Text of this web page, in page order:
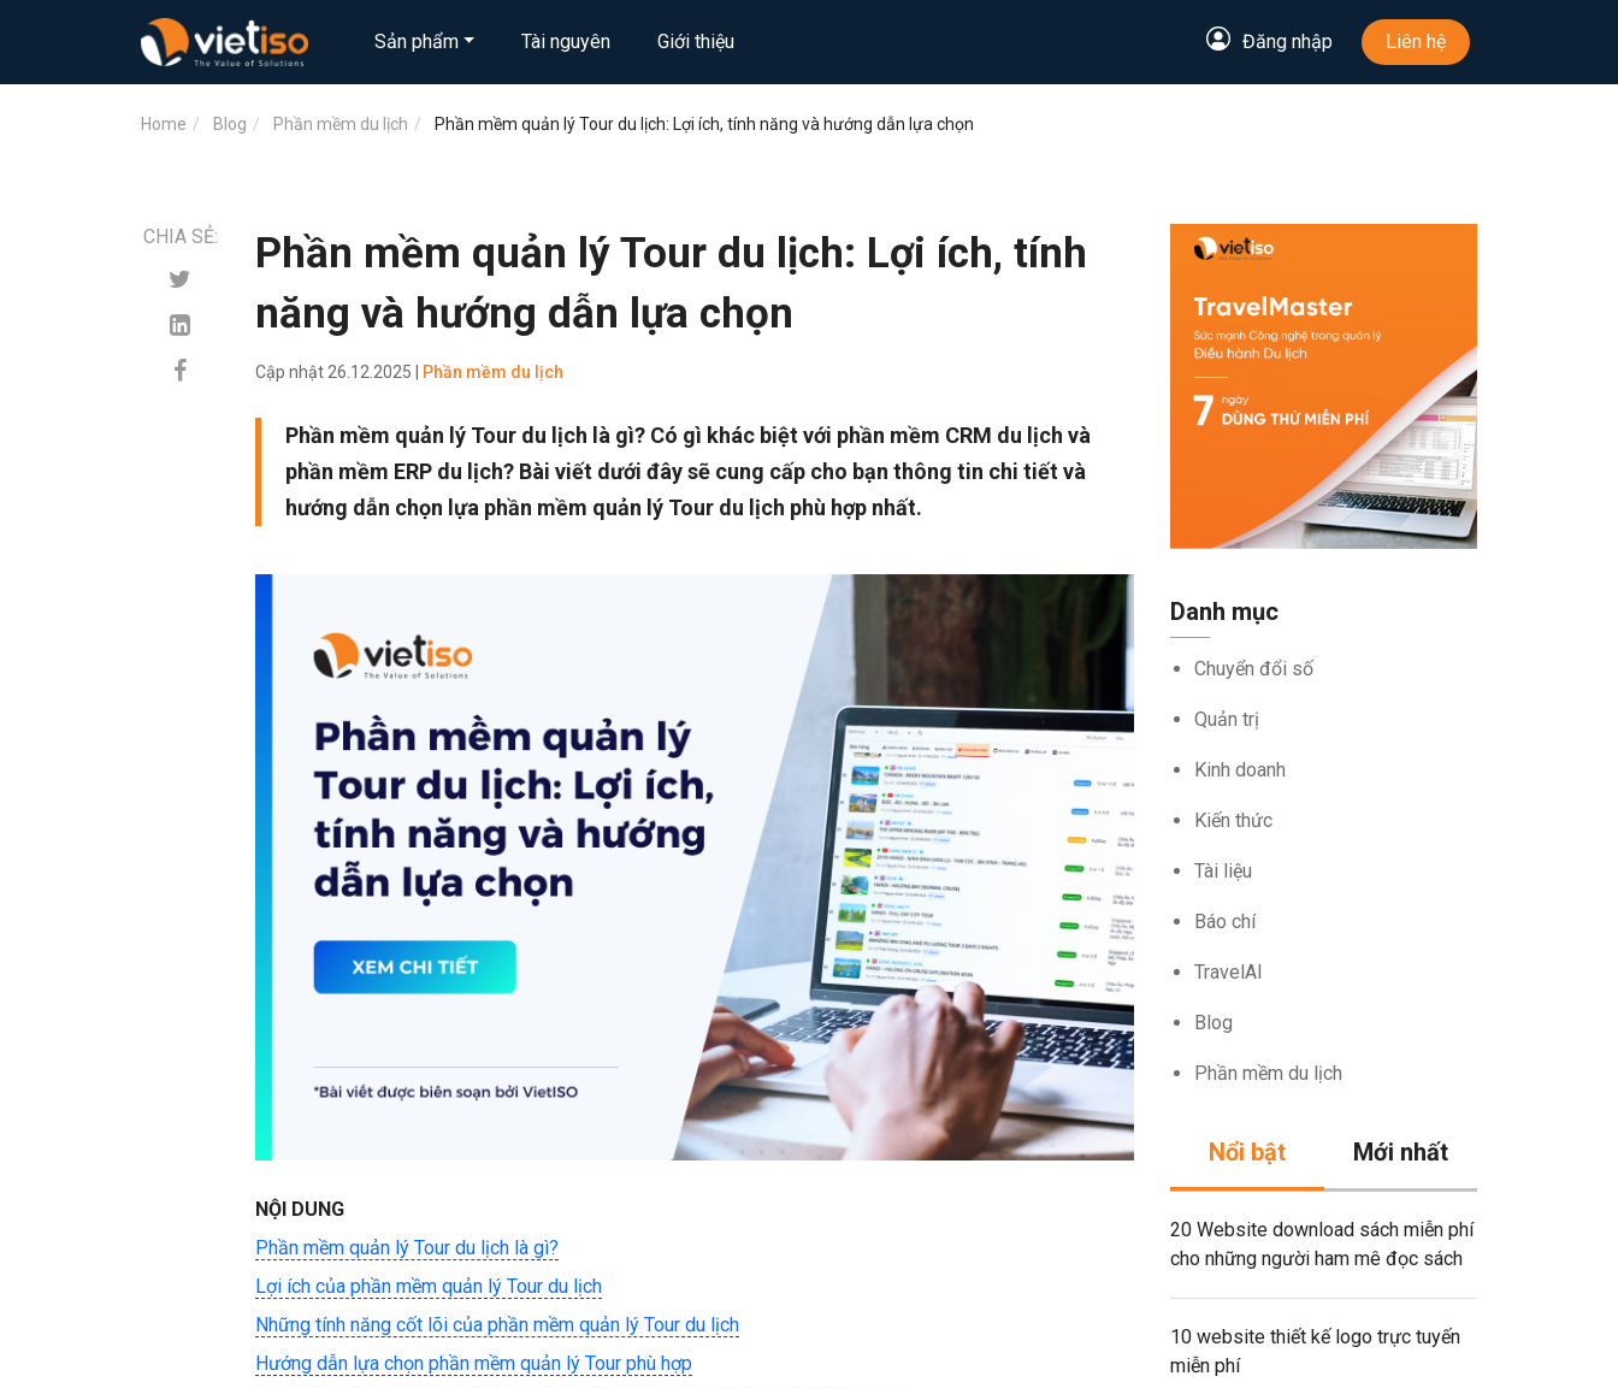
Sản phẩm Tài nguyên Giới thiệu Đăng nhập Liên hệ
Home Blog Phần mềm du lịch Phần mềm quản lý Tour du lịch: Lợi ích, tính năng và hướng dẫn lựa chọn
CHIA SẺ:
Phần mềm quản lý Tour du lịch: Lợi ích, tính
năng và hướng dẫn lựa chọn
Cập nhật 26.12.2025 | Phần mềm du lịch
Phần mềm quản lý Tour du lịch là gì? Có gì khác biệt với phần mềm CRM du lịch và
phần mềm ERP du lịch? Bài viết dưới đây sẽ cung cấp cho bạn thông tin chi tiết và
hướng dẫn chọn lựa phần mềm quản lý Tour du lịch phù hợp nhất.
NỘI DUNG
Phần mềm quản lý Tour du lịch là gì?
Lợi ích của phần mềm quản lý Tour du lịch
Những tính năng cốt lõi của phần mềm quản lý Tour du lịch
Hướng dẫn lựa chọn phần mềm quản lý Tour phù hợp
Danh mục
Chuyển đổi số
Quản trị
Kinh doanh
Kiến thức
Tài liệu
Báo chí
TravelAI
Blog
Phần mềm du lịch
Nổi bật Mới nhất
20 Website download sách miễn phí
cho những người ham mê đọc sách
10 website thiết kế logo trực tuyến
miễn phí